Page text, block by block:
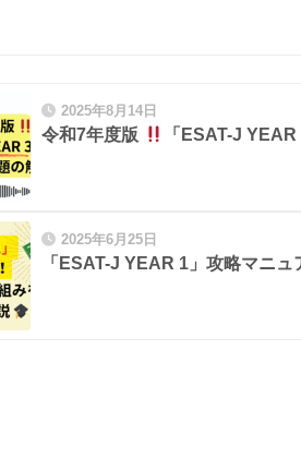
2025年8月14日
令和7年度版 「ESAT-J
2025年6月25日
「ESAT-J YEAR 1」攻略マニ